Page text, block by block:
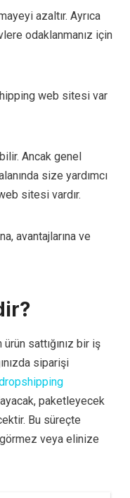
azaltır. Ayrıca
odaklanmanız için
web sitesi var
Ancak genel
size yardımcı
sitesi vardır.
avantajlarına ve
sattığınız bir iş
siparişi
paketleyecek
Bu süreçte
veya elinize